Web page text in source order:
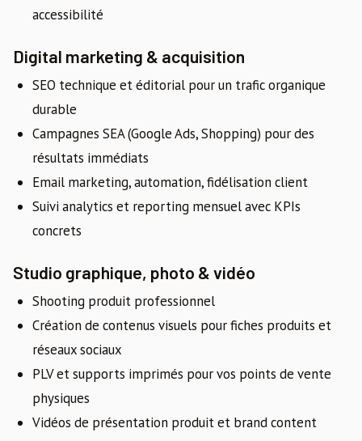
accessibilité
Digital marketing & acquisition
SEO technique et éditorial pour un trafic organique
durable
Campagnes SEA (Google Ads, Shopping) pour des
résultats immédiats
Email marketing, automation, fidélisation client
Suivi analytics et reporting mensuel avec KPIs
concrets
Studio graphique, photo & vidéo
Shooting produit professionnel
Création de contenus visuels pour fiches produits et
réseaux sociaux
PLV et supports imprimés pour vos points de vente
physiques
Vidéos de présentation produit et brand content